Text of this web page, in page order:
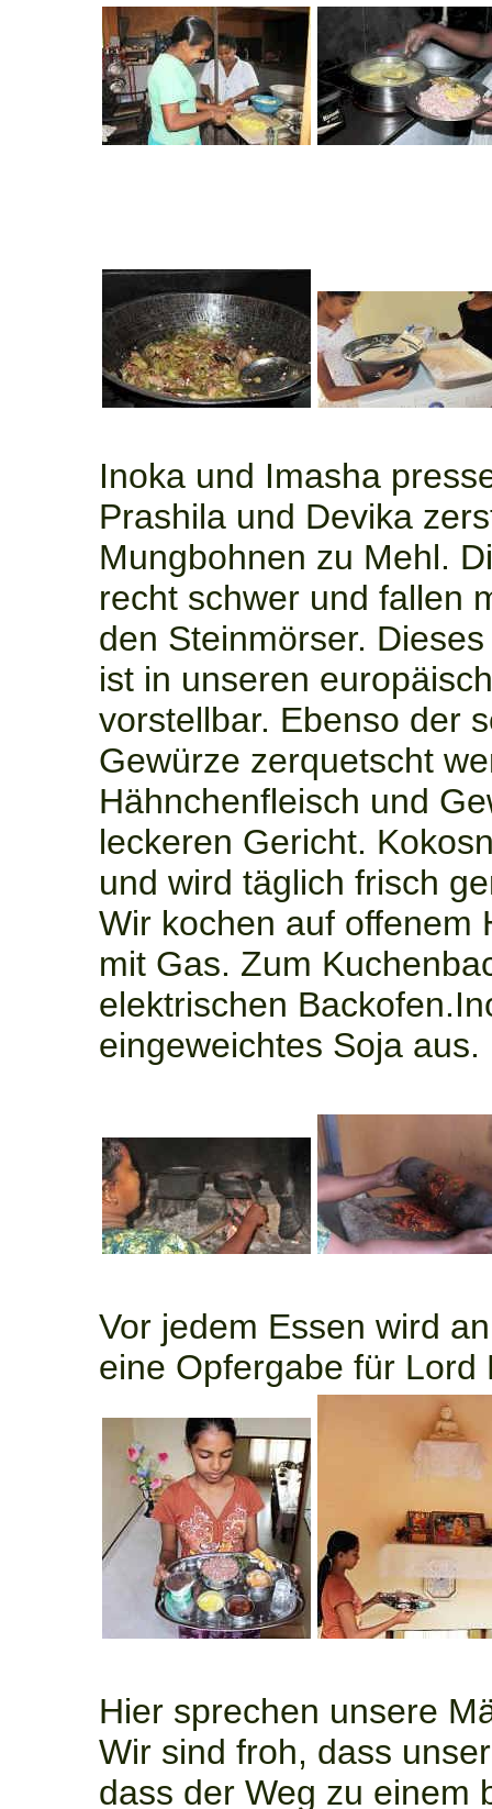
Inoka und Imasha
Prashila und Devika
Mungbohnen zu Mehl.
recht schwer und fallen
den Steinmörser.
ist in unseren
vorstellbar. Ebenso der
Gewürze zerquetscht
Hähnchenfleisch und
leckeren Gericht.
und wird täglich frisch
Wir kochen auf offenem
mit Gas. Zum
elektrischen
eingeweichtes Soja
Vor jedem Essen wird
eine Opfergabe für Lord
Hier sprechen unsere
Wir sind froh, dass
dass der Weg zu einem